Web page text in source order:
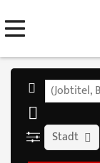
Stadt